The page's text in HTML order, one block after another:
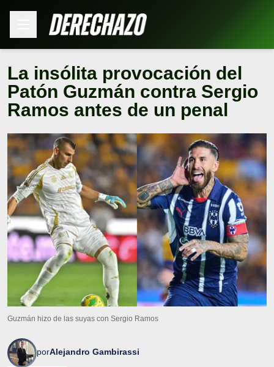
La insólita provocación del
Patón Guzmán contra Sergio
Ramos antes de un penal
Guzmán hizo de las suyas con Sergio Ramos
porAlejandro Gambirassi